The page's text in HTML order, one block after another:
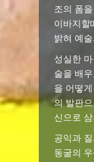
조의 폼
이바지할
밝혀 예
성실한
술을 배
을 어떻
의 발판
신으로
공익과
동굴의